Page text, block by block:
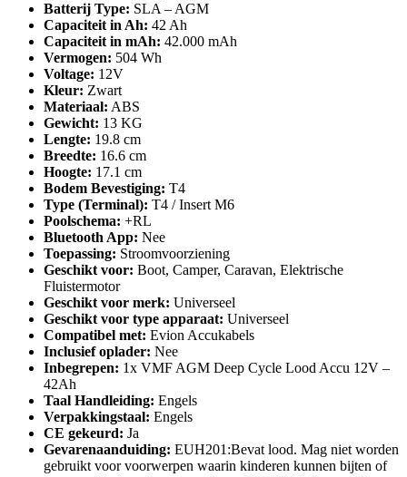
Batterij Type: SLA – AGM
Capaciteit in Ah: 42 Ah
Capaciteit in mAh: 42.000 mAh
Vermogen: 504 Wh
Voltage: 12V
Kleur: Zwart
Materiaal: ABS
Gewicht: 13 KG
Lengte: 19.8 cm
Breedte: 16.6 cm
Hoogte: 17.1 cm
Bodem Bevestiging: T4
Type (Terminal): T4 / Insert M6
Poolschema: +RL
Bluetooth App: Nee
Toepassing: Stroomvoorziening
Geschikt voor: Boot, Camper, Caravan, Elektrische
Fluistermotor
Geschikt voor merk: Universeel
Geschikt voor type apparaat: Universeel
Compatibel met: Evion Accukabels
Inclusief oplader: Nee
Inbegrepen: 1x VMF AGM Deep Cycle Lood Accu 12V –
42Ah
Taal Handleiding: Engels
Verpakkingstaal: Engels
CE gekeurd: Ja
Gevarenaanduiding: EUH201:Bevat lood. Mag niet worden
gebruikt voor voorwerpen waarin kinderen kunnen bijten of